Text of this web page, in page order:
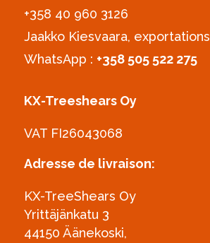
+358 40 960 3126‪
Jaakko Kiesvaara, exportations
WhatsApp : +358 505 522 275
KX-Treeshears Oy
VAT FI26043068
Adresse de livraison:
KX-TreeShears Oy
Yrittäjänkatu 3
44150 Äänekoski,